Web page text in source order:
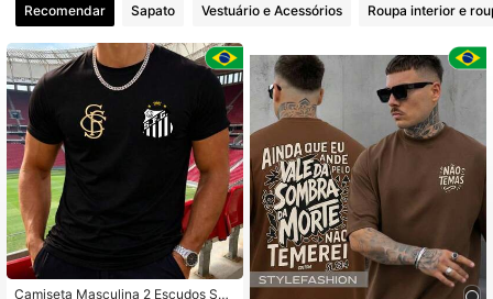
4,52 2.8K Seguidores
4,52 2.8K Seguidores
4,52 2.8K Seguidores
4,52 2.8K Seguidores
Recomendar Sapato Vestuário e Acessórios Roupa interior e
Camiseta Masculina 2 Escudos San